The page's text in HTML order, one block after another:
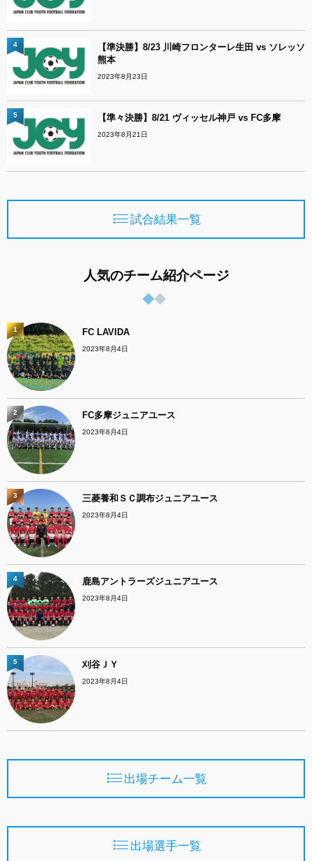
【準決勝】8/23 川崎フロンターレ生田 vs ソレッソ
熊本
2023年8月23日
4
【準々決勝】8/21 ヴィッセル神戸 vs FC多摩
2023年8月21日
5
試合結果一覧
人気のチーム紹介ページ
FC LAVIDA
2023年8月4日
1
FC多摩ジュニアユース
2023年8月4日
2
三菱養和ＳＣ調布ジュニアユース
2023年8月4日
3
鹿島アントラーズジュニアユース
2023年8月4日
4
刈谷ＪＹ
2023年8月4日
5
出場チーム一覧
出場選手一覧